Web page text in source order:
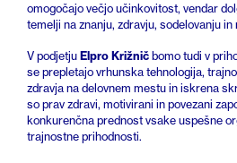
omogočajo večjo učinkovitost, vendar
temelji na znanju, zdravju, sodelovanju
V podjetju Elpro Križnič bomo tudi v
se prepletajo vrhunska tehnologija,
zdravja na delovnem mestu in iskrena
so prav zdravi, motivirani in povezani
konkurenčna prednost vsake uspešne
trajnostne prihodnosti.